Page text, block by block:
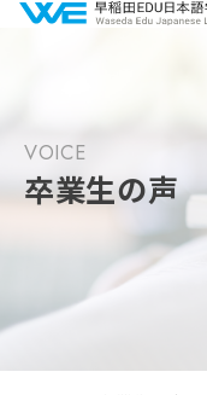
VOICE
卒業生の声